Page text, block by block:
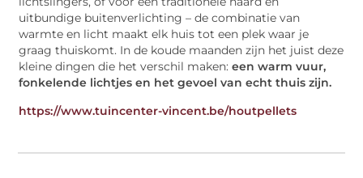
uitbundige buitenverlichting – de combinatie van
warmte en licht maakt elk huis tot een plek waar je
graag thuiskomt. In de koude maanden zijn het juist deze
kleine dingen die het verschil maken:een warm vuur,
fonkelende lichtjes en het gevoel van echt thuis zijn.
https://www.tuincenter-vincent.be/houtpellets